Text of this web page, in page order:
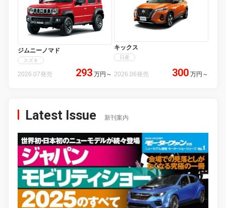
ジムニーノマド
スズキ
2026.07発売 293 万円 ～
キックス
日産
2026.06発売 300 万円 ～
Latest Issue 新刊案内